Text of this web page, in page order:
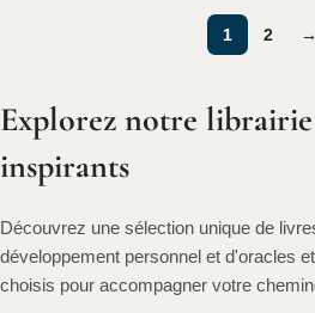
1 2 →
Explorez notre
inspirants
Découvrez une sélection unique de
développement personnel et d'oracles
choisis pour accompagner votre